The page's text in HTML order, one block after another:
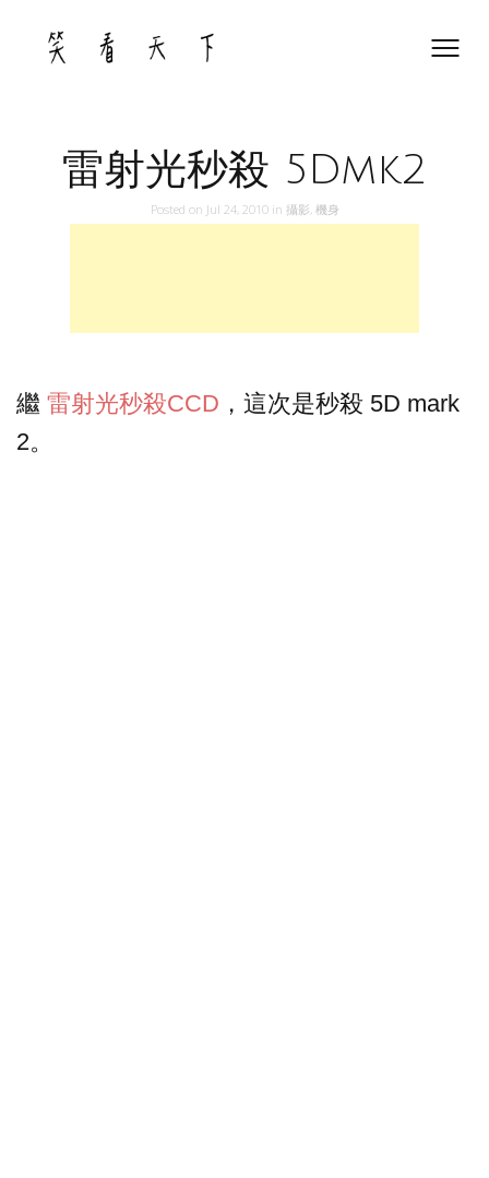
content
雷射光秒殺 5Dmk2
Posted on Jul 24, 2010 in 攝影, 機身
繼 雷射光秒殺CCD ，這次是秒殺 5D mark
2。